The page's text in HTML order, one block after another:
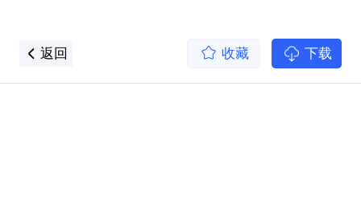
返回 收藏 下载